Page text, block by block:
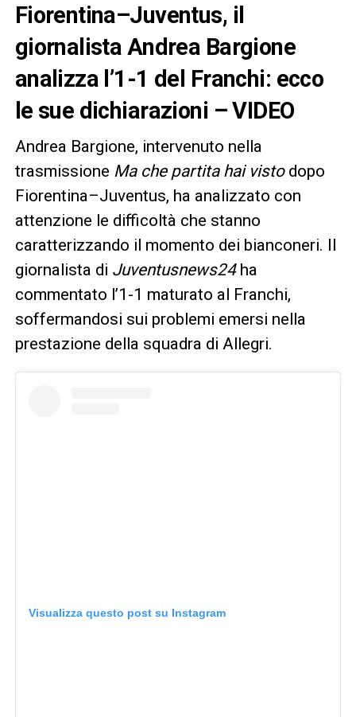
Fiorentina–Juventus, il
giornalista Andrea Bargione
analizza l’1-1 del Franchi: ecco
le sue dichiarazioni – VIDEO
Andrea Bargione, intervenuto nella
trasmissione Ma che partita hai vistodopo
Fiorentina–Juventus, ha analizzato con
attenzione le difficoltà che stanno
caratterizzando il momento dei bianconeri. Il
giornalista di Juventusnews24ha
commentato l’1-1 maturato al Franchi,
soffermandosi sui problemi emersi nella
prestazione della squadra di Allegri.
Visualizza questo post su Instagram